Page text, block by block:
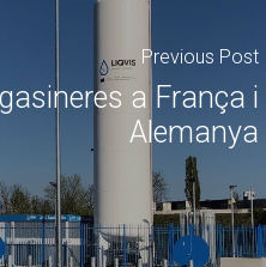
Previous Post
a França i
Alemanya